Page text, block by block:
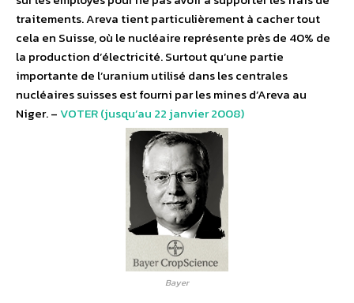
traitements. Areva tient particulièrement à cacher tout
cela en Suisse, où le nucléaire représente près de 40% de
la production d’électricité. Surtout qu’une partie
importante de l’uranium utilisé dans les centrales
nucléaires suisses est fourni par les mines d’Areva au
Niger. –VOTER (jusqu’au 22 janvier 2008)
Bayer